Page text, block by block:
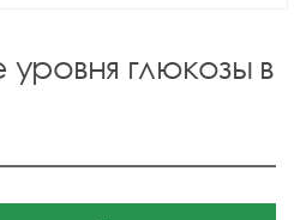
глюкозы в